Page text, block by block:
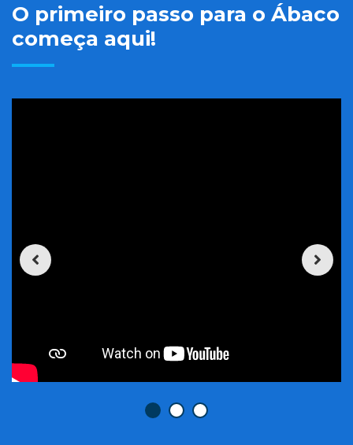
O primeiro passo para o Ábaco
começa aqui!